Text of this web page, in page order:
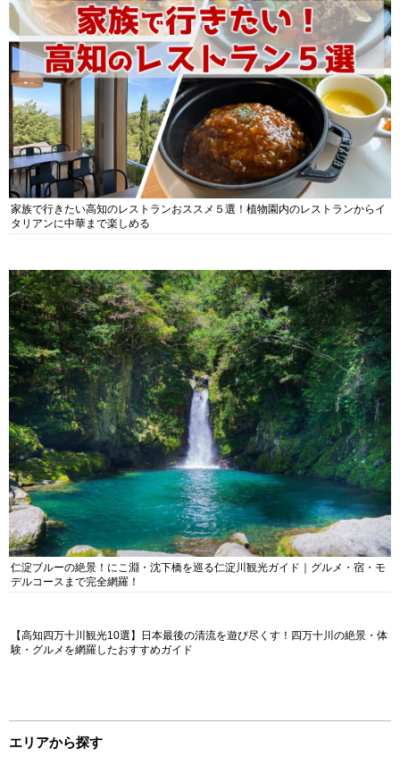
家族で行きたい高知のレストランおススメ５選！植物園内のレストランからイ
タリアンに中華まで楽しめる
仁淀ブルーの絶景！にこ淵・沈下橋を巡る仁淀川観光ガイド｜グルメ・宿・モ
デルコースまで完全網羅！
【高知四万十川観光10選】日本最後の清流を遊び尽くす！四万十川の絶景・体
験・グルメを網羅したおすすめガイド
エリアから探す